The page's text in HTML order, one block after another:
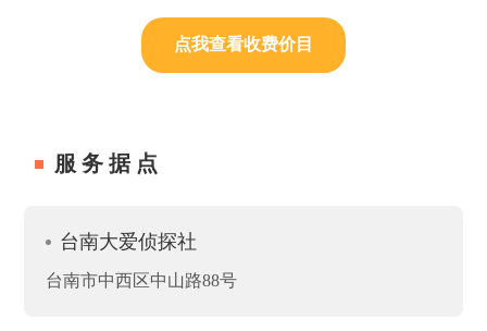
点我查看收费价目
服务据点
台南大爱侦探社
台南市中西区中山路88号